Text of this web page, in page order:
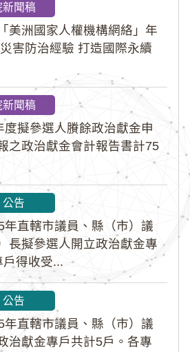
新聞稿
美洲國家人權機構網絡」年
害防治經驗 打造國際永續
新聞稿
度擬參選人賸餘政治獻金申
之政治獻金會計報告書計75
公告
年直轄市議員、縣（市）議
長擬參選人開立政治獻金專
得收受...
公告
年直轄市議員、縣（市）議
治獻金專戶共計5戶。各專